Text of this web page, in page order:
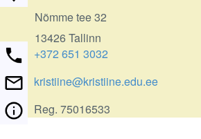
Nõmme tee 32
13426 Tallinn
+372 651 3032
kristiine@kristiine.edu.ee
Reg. 75016533